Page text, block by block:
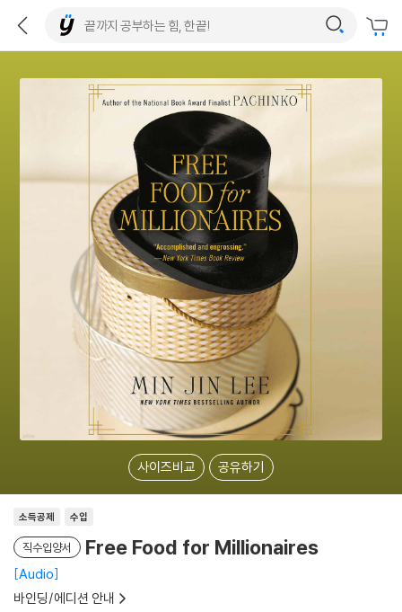
사이즈비교 공유하기
소득공제 수입
직수입양서 Free Food for Millionaires
Audio
바인딩/에디션 안내